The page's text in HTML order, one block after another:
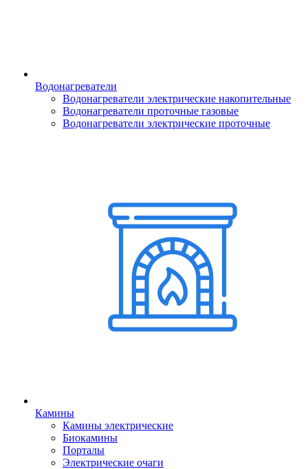
Водонагреватели
Водонагреватели электрические накопительные
Водонагреватели проточные газовые
Водонагреватели электрические проточные
Камины
Камины электрические
Биокамины
Порталы
Электрические очаги